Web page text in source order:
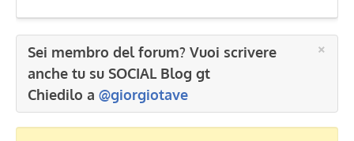
×
Sei membro del forum? Vuoi scrivere
anche tu su SOCIAL Blog gt
Chiedilo a @giorgiotave